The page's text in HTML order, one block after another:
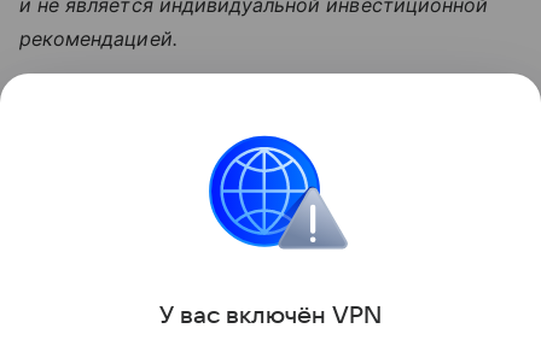
и не является индивидуальной инвестиционной
рекомендацией.
Инвестиции: как быстро и надежно
приумножить свои накопления
Просто и емко расскажем об инвестициях для
новичков и перечислим их основные ошибки.
У вас включён VPN